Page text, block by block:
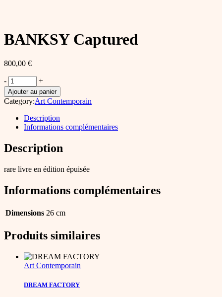
BANKSY Captured
800,00 €
BANKSY
Captured
quantity
- +
Ajouter au panier
Category:Art Contemporain
Description
Informations complémentaires
Description
rare livre en édition épuisée
Informations complémentaires
Dimensions 26 cm
Produits similaires
Art Contemporain
DREAM FACTORY